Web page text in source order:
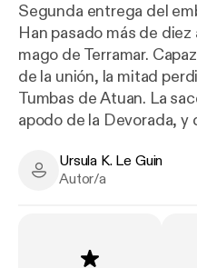
Segunda entrega del
Han pasado más de
mago de Terramar.
de la unión, la mitad
Tumbas de Atuan. La
apodo de la Devorada,
servicio de los Sin
Ursula K. Le Guin - Author
Ursula K. Le Guin
Autor/a